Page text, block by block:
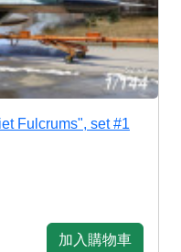
Fulcrums", set #1
加入購物車